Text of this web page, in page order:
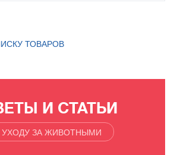
ТОВАРОВ
И СТАТЬИ
УХОДУ ЗА ЖИВОТНЫМИ